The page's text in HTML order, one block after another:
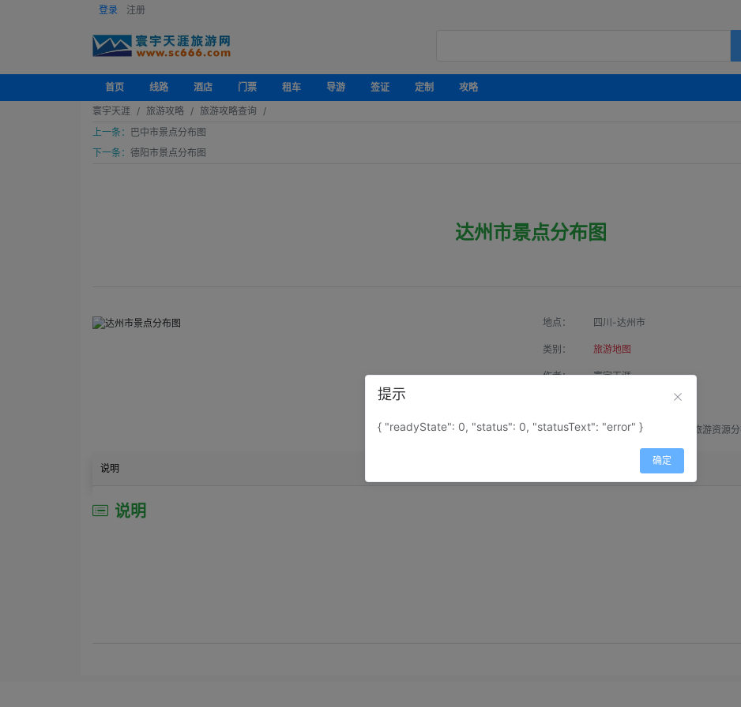
登录 注册
首页 线路 酒店 门票 租车 导游 签证 定制
攻略
寰宇天涯
旅游攻略
旅游攻略查询
上一条：
巴中市景点分布图
下一条： 德阳市景点分布图
达州市景点分布图
地点： 四川-达州市
类别： 旅游地图
作者： 寰宇天涯
属性： 地图属性： 地图类型-旅游资源
说明
说明
提示
{ "readyState": 0, "status": 0, "statusText": "error" }
确定